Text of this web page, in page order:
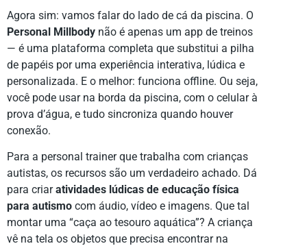
Agora sim: vamos falar do lado de cá da piscina. O
Personal Millbody não é apenas um app de treinos
— é uma plataforma completa que substitui a pilha
de papéis por uma experiência interativa, lúdica e
personalizada. E o melhor: funciona offline. Ou seja,
você pode usar na borda da piscina, com o celular à
prova d’água, e tudo sincroniza quando houver
conexão.
Para a personal trainer que trabalha com crianças
autistas, os recursos são um verdadeiro achado. Dá
para criaratividades lúdicas de educação física
para autismo com áudio, vídeo e imagens. Que tal
montar uma “caça ao tesouro aquática”? A criança
vê na tela os objetos que precisa encontrar na